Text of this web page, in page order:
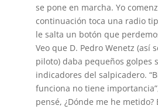
se pone en marcha. Yo
continuación toca una radio
le salta un botón que
Veo que D. Pedro Wenetz (así
piloto) daba pequeños golpes
indicadores del salpicadero.
funciona no tiene
pensé, ¿Dónde me he metido?